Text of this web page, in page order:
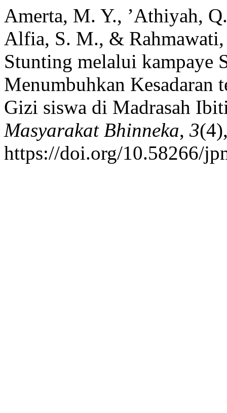
Amerta, M. Y., ’Athiyah,
Alfia, S. M., & Rahmawati,
Stunting melalui kampaye
Menumbuhkan Kesadaran
Gizi siswa di Madrasah
Masyarakat Bhinneka, 3
https://doi.org/10.58266/